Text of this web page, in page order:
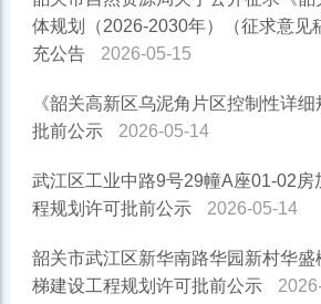
体规划（2026-2030年）（征求意见
充公告
2026-05-15
《韶关高新区乌泥角片区控制性详细
批前公示
2026-05-14
武江区工业中路9号29幢A座01-02房
程规划许可批前公示
2026-05-14
韶关市武江区新华南路华园新村华
梯建设工程规划许可批前公示